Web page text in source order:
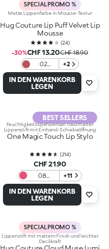
SPECIAL PROMO %
Matte Lippenfarbe in Mousse-Textur
Hug Couture Lip Puff Velvet Lip
Mousse
(24)
-30%CHF 13.20CHF 18.90
02
Moussy
Jam
+2
IN DEN WARENKORB
LEGEN
BEST SELLERS
Feuchtigkeitsspendender halbmatter
Lippenstift mit Einhand-Schiebeöffnung
One Magic Touch Lip Stylo
(214)
CHF 21.90
08
Magenta
+11
IN DEN WARENKORB
LEGEN
SPECIAL PROMO %
Lippenstift mit mattem Finish und leichter
Deckkraft